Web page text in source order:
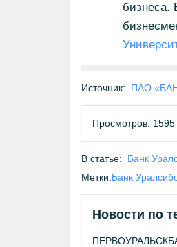
бизнеса.
Источник: ПАО
Просмотров: 1595
В статье:
Банк
Метки:Банк Уралсиб
Новости по